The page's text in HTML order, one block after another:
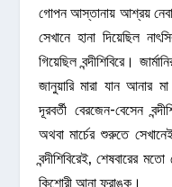
গোপন আস্তানায় আশ্রয়
সেখানে হানা দিয়েছিল
গিয়েছিল বন্দীশিবিরে।
জানুয়ারি মারা যান
দূরবর্তী বেরজেন-বেসেন
অথবা মার্চের শুরুতে
বন্দীশিবিরেই, শেষবারের
কিশোরী আনা ফ্রাঙ্ক।